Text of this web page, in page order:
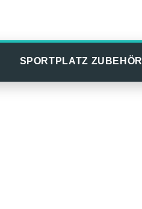
SPORTPLATZ ZUBEHÖR